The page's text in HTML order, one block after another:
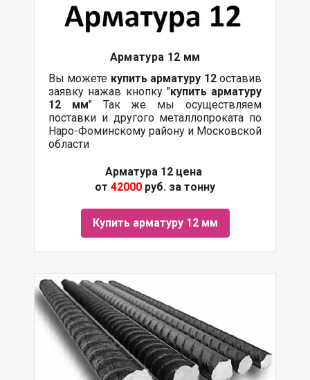
Арматура 12 мм
Вы можете купить арматуру 12оставив
заявку нажав кнопку "купить арматуру
12 мм" Так же мы осуществляем
поставки и другого металлопроката по
Наро-Фоминскому району и Московской
области
Арматура 12 цена
от 42000 руб. за тонну
Купить арматуру 12 мм